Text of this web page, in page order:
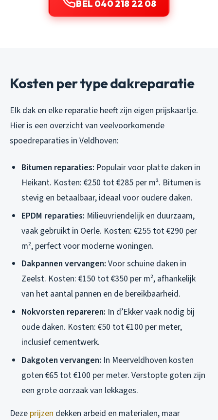
BEL 040 218 22 08
Kosten per type dakreparatie
Elk dak en elke reparatie heeft zijn eigen prijskaartje.
Hier is een overzicht van veelvoorkomende
spoedreparaties in Veldhoven:
Bitumen reparaties: Populair voor platte daken in
Heikant. Kosten: €250 tot €285 per m². Bitumen is
stevig en betaalbaar, ideaal voor oudere daken.
EPDM reparaties: Milieuvriendelijk en duurzaam,
vaak gebruikt in Oerle. Kosten: €255 tot €290 per
m², perfect voor moderne woningen.
Dakpannen vervangen: Voor schuine daken in
Zeelst. Kosten: €150 tot €350 per m², afhankelijk
van het aantal pannen en de bereikbaarheid.
Nokvorsten repareren: In d’Ekker vaak nodig bij
oude daken. Kosten: €50 tot €100 per meter,
inclusief cementwerk.
Dakgoten vervangen: In Meerveldhoven kosten
goten €65 tot €100 per meter. Verstopte goten zijn
een grote oorzaak van lekkages.
Deze prijzen dekken arbeid en materialen, maar